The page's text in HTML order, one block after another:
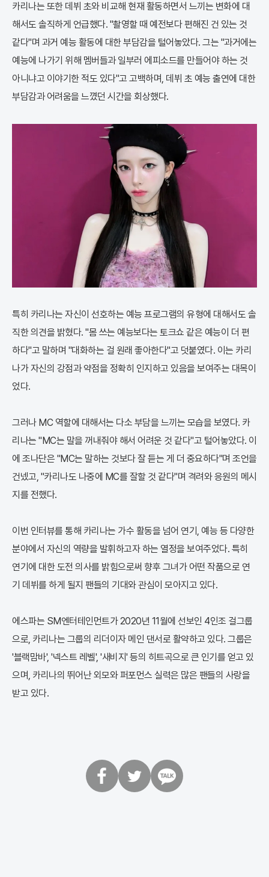
카리나는 또한 데뷔 초와 비교해 현재 활동하면서 느끼는 변화에 대
해서도 솔직하게 언급했다. "촬영할 때 예전보다 편해진 건 있는 것
같다"며 과거 예능 활동에 대한 부담감을 털어놓았다. 그는 "과거에는
예능에 나가기 위해 멤버들과 일부러 에피소드를 만들어야 하는 것
아니냐고 이야기한 적도 있다"고 고백하며, 데뷔 초 예능 출연에 대한
부담감과 어려움을 느꼈던 시간을 회상했다.
특히 카리나는 자신이 선호하는 예능 프로그램의 유형에 대해서도 솔
직한 의견을 밝혔다. "몸 쓰는 예능보다는 토크쇼 같은 예능이 더 편
하다"고 말하며 "대화하는 걸 원래 좋아한다"고 덧붙였다. 이는 카리
나가 자신의 강점과 약점을 정확히 인지하고 있음을 보여주는 대목이
었다.
그러나 MC 역할에 대해서는 다소 부담을 느끼는 모습을 보였다. 카
리나는 "MC는 말을 꺼내줘야 해서 어려운 것 같다"고 털어놓았다. 이
에 조나단은 "MC는 말하는 것보다 잘 듣는 게 더 중요하다"며 조언을
건넸고, "카리나도 나중에 MC를 잘할 것 같다"며 격려와 응원의 메시
지를 전했다.
이번 인터뷰를 통해 카리나는 가수 활동을 넘어 연기, 예능 등 다양한
분야에서 자신의 역량을 발휘하고자 하는 열정을 보여주었다. 특히
연기에 대한 도전 의사를 밝힘으로써 향후 그녀가 어떤 작품으로 연
기 데뷔를 하게 될지 팬들의 기대와 관심이 모아지고 있다.
에스파는 SM엔터테인먼트가 2020년 11월에 선보인 4인조 걸그룹
으로, 카리나는 그룹의 리더이자 메인 댄서로 활약하고 있다. 그룹은
'블랙맘바', '넥스트 레벨', '새비지' 등의 히트곡으로 큰 인기를 얻고 있
으며, 카리나의 뛰어난 외모와 퍼포먼스 실력은 많은 팬들의 사랑을
받고 있다.